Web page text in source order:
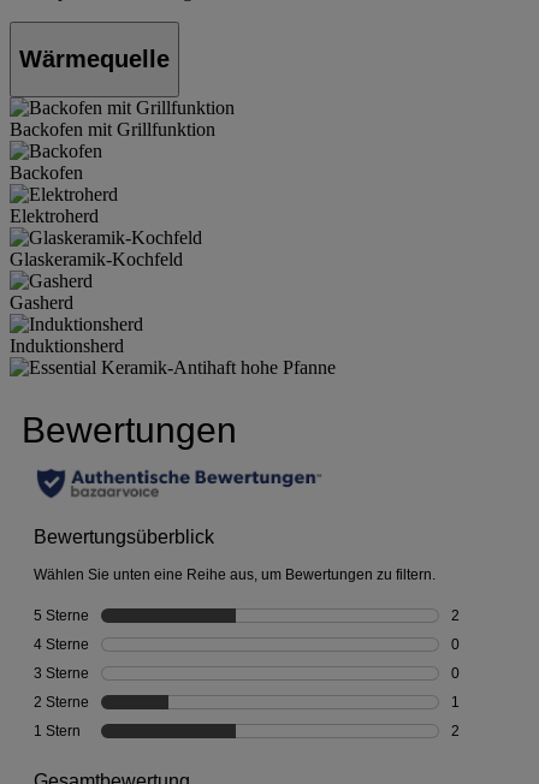
Wärmequelle
Backofen mit Grillfunktion
Backofen
Elektroherd
Glaskeramik-Kochfeld
Gasherd
Induktionsherd